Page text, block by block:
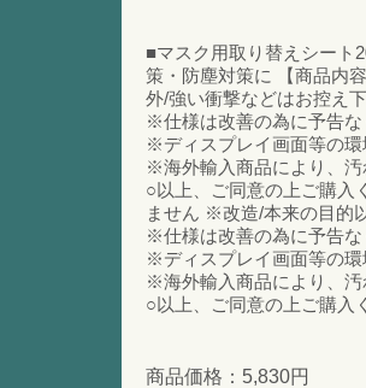
■マスク用取り替えシート
策・防塵対策に 【商品内
外/強い衝撃などはお控え下
※仕様は改善の為に予告な
※ディスプレイ画面等の環
※海外輸入商品により、汚
○以上、ご同意の上ご購入
ません ※改造/本来の目的
※仕様は改善の為に予告な
※ディスプレイ画面等の環
※海外輸入商品により、汚
○以上、ご同意の上ご購入
商品価格：5,830円